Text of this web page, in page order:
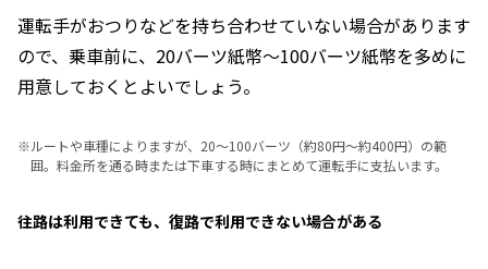
運転手がおつりなどを持ち合わせていない場合があります
ので、乗車前に、20バーツ紙幣～100バーツ紙幣を多めに
用意しておくとよいでしょう。
※ルートや車種によりますが、20～100バーツ（約80円～約400円）の範
囲。料金所を通る時または下車する時にまとめて運転手に支払います。
往路は利用できても、復路で利用できない場合がある